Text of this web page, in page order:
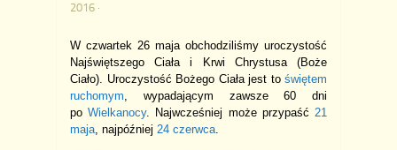
2016 ·
W czwartek 26 maja obchodziliśmy uroczystość
Najświętszego Ciała i Krwi Chrystusa (Boże
Ciało). Uroczystość Bożego Ciała jest to świętem
ruchomym, wypadającym zawsze 60 dni
poWielkanocy. Najwcześniej może przypaść21
maja, najpóźniej 24 czerwca.